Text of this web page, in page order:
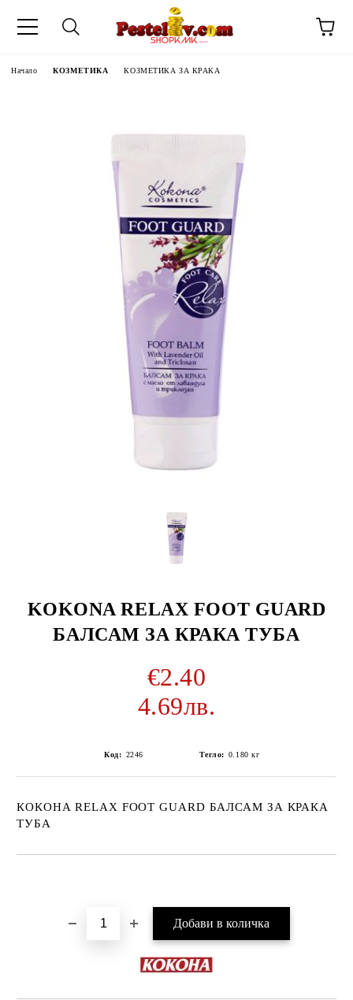
Начало КОЗМЕТИКА КОЗМЕТИКА ЗА КРАКА
KOKONA RELAX FOOT GUARD
БАЛСАМ ЗА КРАКА ТУБА
€2.40
4.69лв.
Код: 2246 Тегло: 0.180 кг
КОКОНА RELAX FOOT GUARD БАЛСАМ ЗА КРАКА
ТУБА